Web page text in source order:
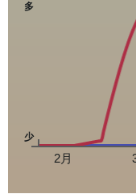
多
少
2月